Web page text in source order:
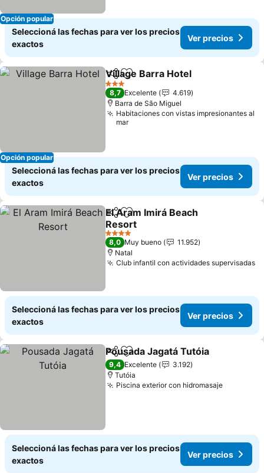
Opción popular
Seleccioná las fechas para ver los precios
exactos
Ver precios
Opción popular
CompartirAñadir a favoritos
Village Barra Hotel
3 Estrellas
8,7 Excelente
4.619
Barra de São Miguel
Habitaciones con vistas impresionantes al
mar
Seleccioná las fechas para ver los precios
exactos
Ver precios
CompartirAñadir a favoritos
El Aram Imirá Beach
Resort
4 Estrellas
8,0 Muy bueno
11.952
Natal
Club infantil con actividades supervisadas
Seleccioná las fechas para ver los precios
exactos
Ver precios
CompartirAñadir a favoritos
Pousada Jagatá Tutóia
9,4 Excelente
3.192
Tutóia
Piscina exterior con hidromasaje
Seleccioná las fechas para ver los precios
exactos
Ver precios